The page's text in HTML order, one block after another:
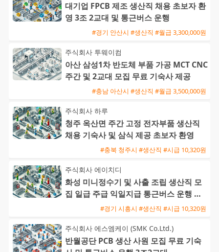
대기업 FPCB 제조 생산직 채용 초보자 환
영 3조 2교대 및 통근버스 운행
#경기 안산시 #생산직 #월급 3,300,000원
주식회사 투웨이컴
아산 삼성1차 반도체 부품 가공 MCT CNC
주간 및 2교대 모집 무료 기숙사 제공
#충남 아산시 #생산직 #월급 3,500,000원
주식회사 하루
청주 옥산면 주간 고정 전자부품 생산직
채용 기숙사 및 삼식 제공 초보자 환영
#충북 청주시 #생산직 #시급 10,320원
주식회사 에이치디
화성 미니정수기 및 사출 조립 생산직 모
집 일급 주급 익일지급 통근버스 운행 초
#경기 시흥시 #생산직 #시급 10,320원
주식회사 에스엠케이 (SMK Co.Ltd.)
반월공단 PCB 생산 사원 모집 무료 기숙